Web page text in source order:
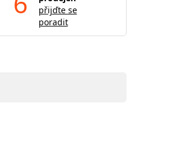
přijďte se
poradit